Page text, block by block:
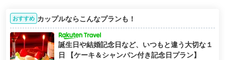
おすすめ カップルならこんなプランも！
誕生日や結婚記念日など、いつもと違う大切な１
日 【ケーキ＆シャンパン付き記念日プラン】